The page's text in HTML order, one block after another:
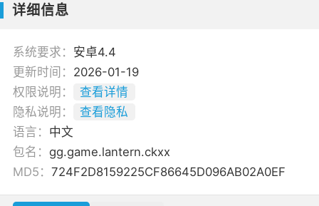
详细信息
系统要求： 安卓4.4
更新时间： 2026-01-19
权限说明：
查看详情
隐私说明：
查看隐私
语言： 中文
包名： gg.game.lantern.ckxx
MD5： 724F2D8159225CF86645D096AB02A0EF